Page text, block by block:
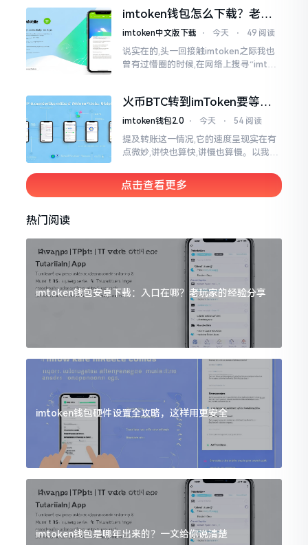
多快要十年的时间了。
imtoken钱包怎么下载？老用
户告诉你靠谱渠道
imtoken中文版下载 ⋅ 今天 ⋅ 49 阅读
说实在的,头一回接触imtoken之际我也
曾有过懵圈的时候,在网络上搜寻“imtok
火币BTC转到imToken要等多
久？过来人说说真实情况
imtoken钱包2.0 ⋅ 今天 ⋅ 54 阅读
提及转账这一情况,它的速度呈现实在有
点微妙,讲快也算快,讲慢也算慢。以我从
正常状况下30分钟到2小时就能达成到
账。可是
点击查看更多
热门阅读
imtoken钱包安卓下载：入口在哪？老玩家的经验分享
imtoken钱包硬件设置全攻略，这样用更安全
imtoken钱包是哪年出来的？一文给你说清楚